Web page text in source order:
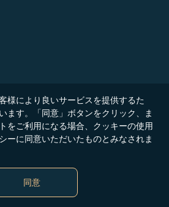
様により良いサービスを提供するた
ます。「同意」ボタンをクリック、ま
をご利用になる場合、クッキーの使用
ーに同意いただいたものとみなされま
同意